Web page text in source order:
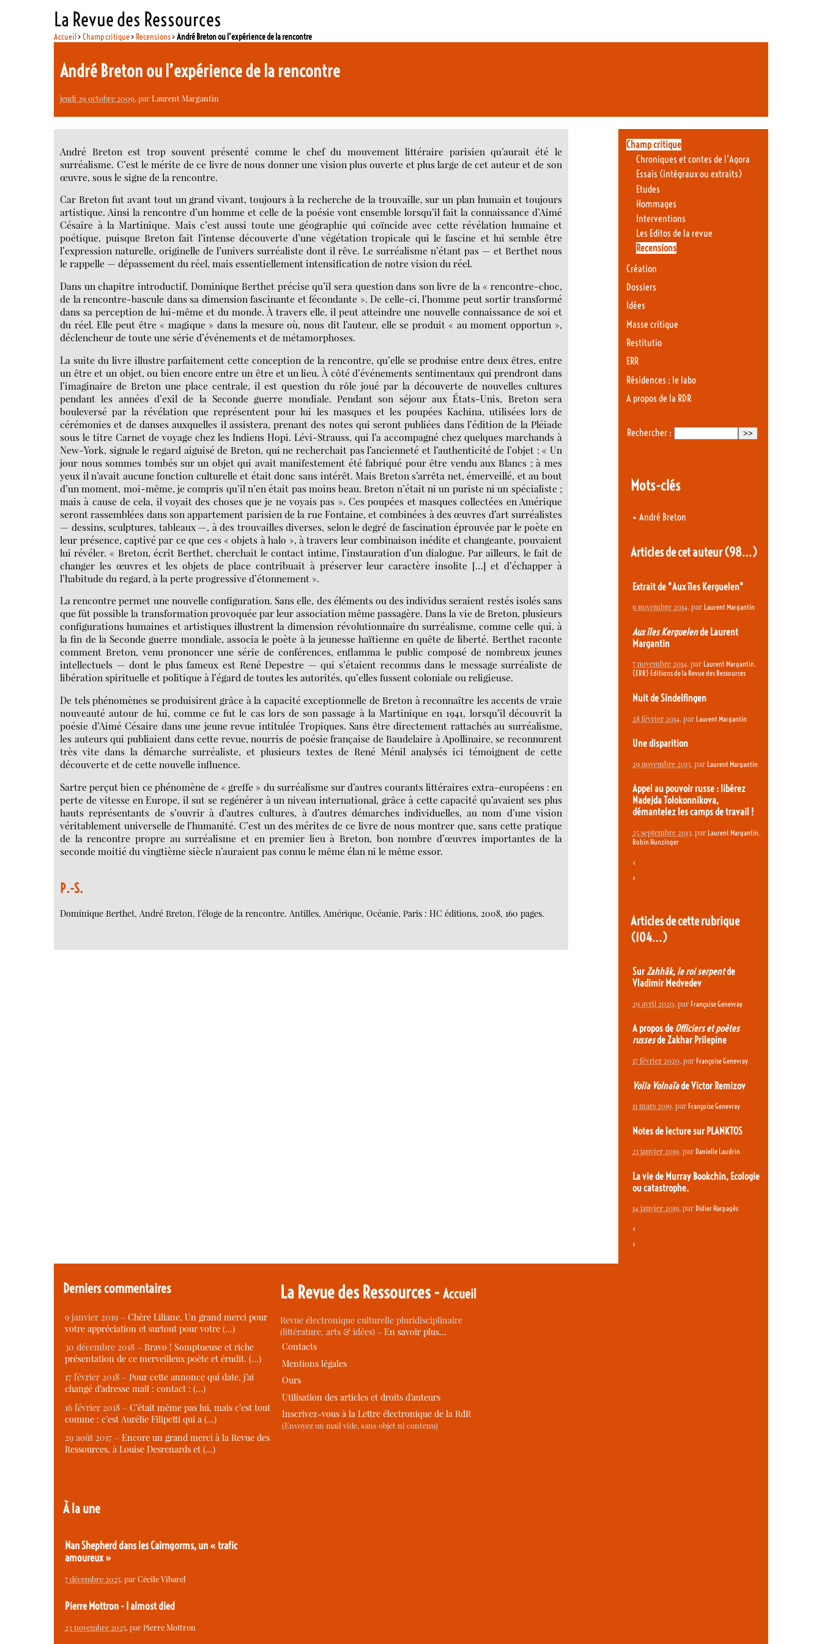
La Revue des Ressources
Accueil>Champ critique> Recensions>André Breton ou l’expérience de la rencontre
André Breton ou l’expérience de la rencontre
jeudi 29 octobre 2009, parLaurent Margantin
André Breton est trop souvent présenté comme le chef du mouvement littéraire parisien qu’aurait été le
surréalisme. C’est le mérite de ce livre de nous donner une vision plus ouverte et plus large de cet auteur et de son
œuvre, sous le signe de la rencontre.
Car Breton fut avant tout un grand vivant, toujours à la recherche de la trouvaille, sur un plan humain et toujours
artistique. Ainsi la rencontre d’un homme et celle de la poésie vont ensemble lorsqu’il fait la connaissance d’Aimé
Césaire à la Martinique. Mais c’est aussi toute une géographie qui coïncide avec cette révélation humaine et
poétique, puisque Breton fait l’intense découverte d’une végétation tropicale qui le fascine et lui semble être
l’expression naturelle, originelle de l’univers surréaliste dont il rêve. Le surréalisme n’étant pas — et Berthet nous
le rappelle — dépassement du réel, mais essentiellement intensification de notre vision du réel.
Dans un chapitre introductif, Dominique Berthet précise qu’il sera question dans son livre de la « rencontre-choc,
de la rencontre-bascule dans sa dimension fascinante et fécondante ». De celle-ci, l’homme peut sortir transformé
dans sa perception de lui-même et du monde. À travers elle, il peut atteindre une nouvelle connaissance de soi et
du réel. Elle peut être « magique » dans la mesure où, nous dit l’auteur, elle se produit « au moment opportun »,
déclencheur de toute une série d’événements et de métamorphoses.
La suite du livre illustre parfaitement cette conception de la rencontre, qu’elle se produise entre deux êtres, entre
un être et un objet, ou bien encore entre un être et un lieu. À côté d’événements sentimentaux qui prendront dans
l’imaginaire de Breton une place centrale, il est question du rôle joué par la découverte de nouvelles cultures
pendant les années d’exil de la Seconde guerre mondiale. Pendant son séjour aux États-Unis, Breton sera
bouleversé par la révélation que représentent pour lui les masques et les poupées Kachina, utilisées lors de
cérémonies et de danses auxquelles il assistera, prenant des notes qui seront publiées dans l’édition de la Pléiade
sous le titre Carnet de voyage chez les Indiens Hopi. Lévi-Strauss, qui l’a accompagné chez quelques marchands à
New-York, signale le regard aiguisé de Breton, qui ne recherchait pas l’ancienneté et l’authenticité de l’objet : « Un
jour nous sommes tombés sur un objet qui avait manifestement été fabriqué pour être vendu aux Blancs ; à mes
yeux il n’avait aucune fonction culturelle et était donc sans intérêt. Mais Breton s’arrêta net, émerveillé, et au bout
d’un moment, moi-même, je compris qu’il n’en était pas moins beau. Breton n’était ni un puriste ni un spécialiste ;
mais à cause de cela, il voyait des choses que je ne voyais pas ». Ces poupées et masques collectées en Amérique
seront rassemblées dans son appartement parisien de la rue Fontaine, et combinées à des œuvres d’art surréalistes
— dessins, sculptures, tableaux —, à des trouvailles diverses, selon le degré de fascination éprouvée par le poète en
leur présence, captivé par ce que ces « objets à halo », à travers leur combinaison inédite et changeante, pouvaient
lui révéler. « Breton, écrit Berthet, cherchait le contact intime, l’instauration d’un dialogue. Par ailleurs, le fait de
changer les œuvres et les objets de place contribuait à préserver leur caractère insolite […] et d’échapper à
l’habitude du regard, à la perte progressive d’étonnement ».
La rencontre permet une nouvelle configuration. Sans elle, des éléments ou des individus seraient restés isolés sans
que fût possible la transformation provoquée par leur association même passagère. Dans la vie de Breton, plusieurs
configurations humaines et artistiques illustrent la dimension révolutionnaire du surréalisme, comme celle qui, à
la fin de la Seconde guerre mondiale, associa le poète à la jeunesse haïtienne en quête de liberté. Berthet raconte
comment Breton, venu prononcer une série de conférences, enflamma le public composé de nombreux jeunes
intellectuels — dont le plus fameux est René Depestre — qui s’étaient reconnus dans le message surréaliste de
libération spirituelle et politique à l’égard de toutes les autorités, qu’elles fussent coloniale ou religieuse.
De tels phénomènes se produisirent grâce à la capacité exceptionnelle de Breton à reconnaître les accents de vraie
nouveauté autour de lui, comme ce fut le cas lors de son passage à la Martinique en 1941, lorsqu’il découvrit la
poésie d’Aimé Césaire dans une jeune revue intitulée Tropiques. Sans être directement rattachés au surréalisme,
les auteurs qui publiaient dans cette revue, nourris de poésie française de Baudelaire à Apollinaire, se reconnurent
très vite dans la démarche surréaliste, et plusieurs textes de René Ménil analysés ici témoignent de cette
découverte et de cette nouvelle influence.
Sartre perçut bien ce phénomène de « greffe » du surréalisme sur d’autres courants littéraires extra-européens : en
perte de vitesse en Europe, il sut se regénérer à un niveau international, grâce à cette capacité qu’avaient ses plus
hauts représentants de s’ouvrir à d’autres cultures, à d’autres démarches individuelles, au nom d’une vision
véritablement universelle de l’humanité. C’est un des mérites de ce livre de nous montrer que, sans cette pratique
de la rencontre propre au surréalisme et en premier lieu à Breton, bon nombre d’œuvres importantes de la
seconde moitié du vingtième siècle n’auraient pas connu le même élan ni le même essor.
P.-S.
Dominique Berthet, André Breton, l’éloge de la rencontre. Antilles, Amérique, Océanie, Paris : HC éditions, 2008, 160 pages.
Champ critique
Chroniques et contes de l’Agora
Essais (intégraux ou extraits)
Etudes
Hommages
Interventions
Les Editos de la revue
Recensions
Création
Dossiers
Idées
Masse critique
Restitutio
ERR
Résidences : le labo
A propos de la RDR
Rechercher :
Mots-clés
• André Breton
Articles de cet auteur(98…)
Extrait de "Aux îles Kerguelen"
9 novembre 2014, par Laurent Margantin
Aux îles Kerguelende Laurent
Margantin
7 novembre 2014, par Laurent Margantin,
{ERR} Editions de la Revue des Ressources
Nuit de Sindelfingen
28 février 2014, par Laurent Margantin
Une disparition
29 novembre 2013, par Laurent Margantin
Appel au pouvoir russe : libérez
Nadejda Tolokonnikova,
démantelez les camps de travail !
25 septembre 2013, par Laurent Margantin,
Robin Hunzinger
<
>
Articles de cette rubrique
(104…)
SurZahhâk, le roi serpentde
Vladimir Medvedev
29 avril 2020, par Françoise Genevray
A propos de Officiers et poètes
russesde Zakhar Prilepine
17 février 2020, par Françoise Genevray
Volia Volnaïade Victor Remizov
11 mars 2019, par Françoise Genevray
Notes de lecture sur PLANKTOS
21 janvier 2019, par Danielle Laudrin
La vie de Murray Bookchin, Ecologie
ou catastrophe.
14 janvier 2019, par Didier Harpagès
<
>
Derniers commentaires
9 janvier 2019 – Chère Liliane, Un grand merci pour
votre appréciation et surtout pour votre (…)
30 décembre 2018 – Bravo ! Somptueuse et riche
présentation de ce merveilleux poète et érudit. (…)
17 février 2018 – Pour cette annonce qui date, j’ai
changé d’adresse mail : contact : (…)
16 février 2018 – C’était même pas lui, mais c’est tout
comme : c’est Aurélie Filipetti qui a (…)
29 août 2017 – Encore un grand merci à la Revue des
Ressources, à Louise Desrenards et (…)
À la une
Nan Shepherd dans les Cairngorms, un « trafic
amoureux »
7 décembre 2025, parCécile Vibarel
Pierre Mottron - I almost died
23 novembre 2025, parPierre Mottron
La Revue des Ressources -Accueil
Revue électronique culturelle pluridisciplinaire
(littérature, arts & idées) -En savoir plus…
Contacts
Mentions légales
Ours
Utilisation des articles et droits d’auteurs
Inscrivez-vous à la Lettre électronique de la RdR
(Envoyez un mail vide, sans objet ni contenu)